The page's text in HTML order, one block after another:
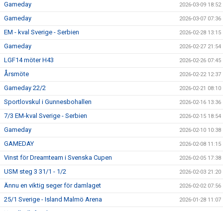
Gameday 2026-03-09 18:52
Gameday 2026-03-07 07:36
EM - kval Sverige - Serbien 2026-02-28 13:15
Gameday 2026-02-27 21:54
LGF14 möter H43 2026-02-26 07:45
Årsmöte 2026-02-22 12:37
Gameday 22/2 2026-02-21 08:10
Sportlovskul i Gunnesbohallen 2026-02-16 13:36
7/3 EM-kval Sverige - Serbien 2026-02-15 18:54
Gameday 2026-02-10 10:38
GAMEDAY 2026-02-08 11:15
Vinst för Dreamteam i Svenska Cupen 2026-02-05 17:38
USM steg 3 31/1 - 1/2 2026-02-03 21:20
Ännu en viktig seger för damlaget 2026-02-02 07:56
25/1 Sverige - Island Malmö Arena 2026-01-28 11:07